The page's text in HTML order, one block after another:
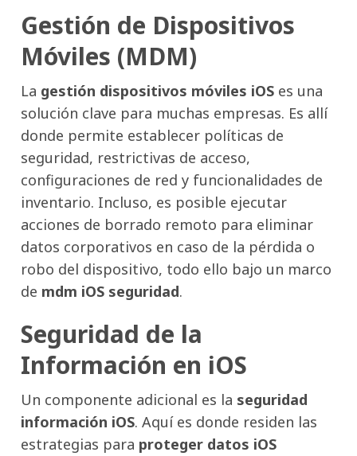
Gestión de Dispositivos
Móviles (MDM)
La gestión dispositivos móviles iOS es una
solución clave para muchas empresas. Es allí
donde permite establecer políticas de
seguridad, restrictivas de acceso,
configuraciones de red y funcionalidades de
inventario. Incluso, es posible ejecutar
acciones de borrado remoto para eliminar
datos corporativos en caso de la pérdida o
robo del dispositivo, todo ello bajo un marco
de mdm iOS seguridad.
Seguridad de la
Información en iOS
Un componente adicional es la seguridad
información iOS. Aquí es donde residen las
estrategias para proteger datos iOS